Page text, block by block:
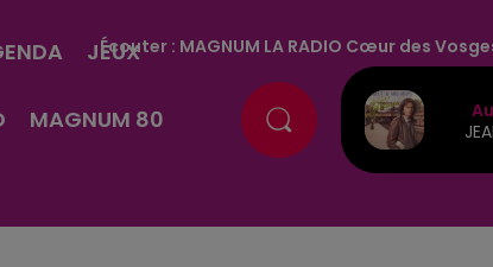
JEUX
MAGNUM 80
Écouter : MAGNUM LA RADIO Cœur des